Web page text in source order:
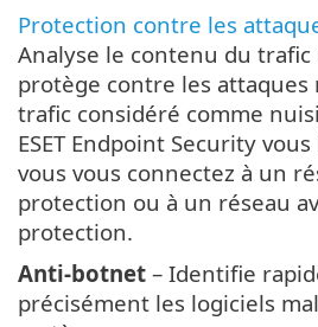
Protection contre les
Analyse le contenu du trafic
protège contre les attaques
trafic considéré comme
ESET Endpoint Security
vous vous connectez à un
protection ou à un réseau
protection.
Anti-botnet – Identifie
précisément les logiciels